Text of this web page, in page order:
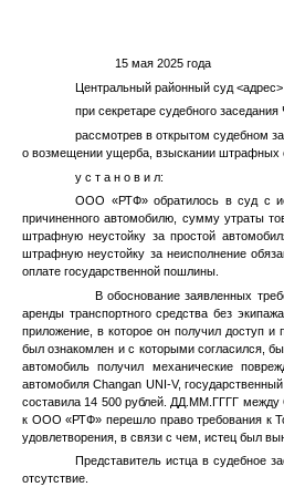
15 мая
Центральный районный суд <адрес>
при секретаре судебного заседания
рассмотрев в открытом судебном
о возмещении ущерба, взыскании штрафных
у с т а н о в и л:
ООО «РТФ» обратилось в суд с
причиненного автомобилю, сумму утраты
штрафную неустойку за простой
штрафную неустойку за неисполнение
оплате государственной пошлины.
В обоснование заявленных
аренды транспортного средства без
приложение, в которое он получил доступ
был ознакомлен и с которыми согласился,
автомобиль получил механические
автомобиля Changan UNI-V,
составила 14 500 рублей. ДД.ММ.ГГГГ между
к ООО «РТФ» перешло право требования к
удовлетворения, в связи с чем, истец был
Представитель истца в судебное
отсутствие.